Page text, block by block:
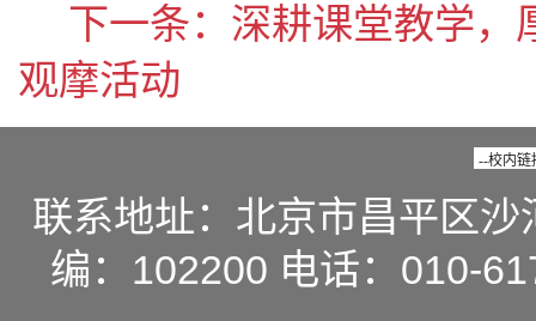
下一条： 深耕课堂教学
观摩活动
联系地址：北京市昌平区
编：102200 电话：010-